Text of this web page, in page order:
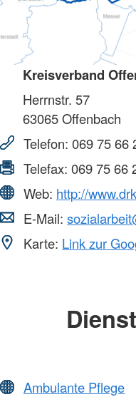
Kreisverband
Herrnstr. 57
63065Offenbach
Telefon: 069 75 66
Telefax: 069 75 66
Web: http://
E-Mail:
Karte: Link zur
Ambulante Pflege